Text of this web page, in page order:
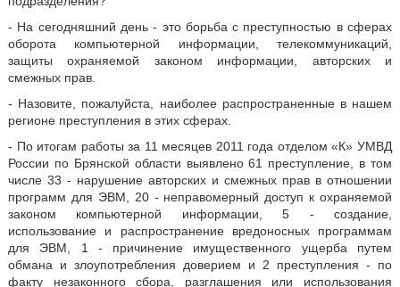
- На сегодняшний день - это борьба с преступностью в сферах
оборота компьютерной информации, телекоммуникаций,
защиты охраняемой законом информации, авторских и
смежных прав.
- Назовите, пожалуйста, наиболее распространенные в нашем
регионе преступления в этих сферах.
- По итогам работы за 11 месяцев 2011 года отделом «К» УМВД
России по Брянской области выявлено 61 преступление, в том
числе 33 - нарушение авторских и смежных прав в отношении
программ для ЭВМ, 20 - неправомерный доступ к охраняемой
законом компьютерной информации, 5 - создание,
использование и распространение вредоносных программам
для ЭВМ, 1 - причинение имущественного ущерба путем
обмана и злоупотребления доверием и 2 преступления - по
факту незаконного сбора, разглашения или использования